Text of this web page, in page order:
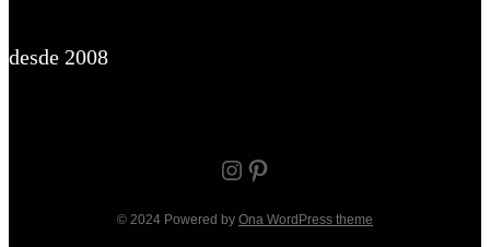
desde 2008
Instagram Pinterest
© 2024 Powered by Ona WordPress theme